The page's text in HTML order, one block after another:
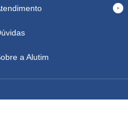
a Alutim